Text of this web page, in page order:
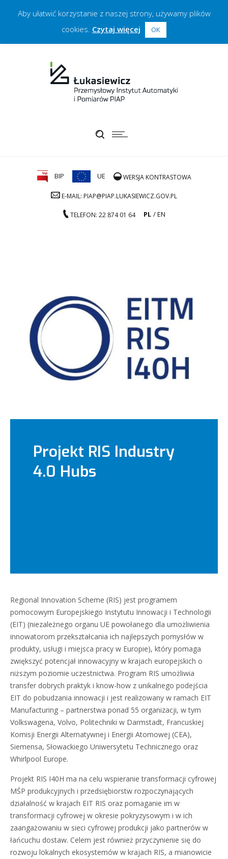
BIP UE WERSJA KONTRASTOWA
E-MAIL: PIAP@PIAP.LUKASIEWICZ.GOV.PL
TELEFON: 22 874 01 64 PL EN
Projekt RIS Industry
4.0 Hubs
Regional Innovation Scheme (RIS) jest programem
pomocowym Europejskiego Instytutu Innowacji i Technologii
(EIT) (niezależnego organu UE powołanego dla umożliwienia
innowatorom przekształcania ich najlepszych pomysłów w
produkty, usługi i miejsca pracy w Europie), który pomaga
zwiększyć potencjał innowacyjny w krajach europejskich o
niższym poziomie uczestnictwa. Program RIS umożliwia
transfer dobrych praktyk i know-how z unikalnego podejścia
EIT do pobudzania innowacji i jest realizowany w ramach EIT
Manufacturing – partnerstwa ponad 55 organizacji, w tym
Volkswagena, Volvo, Politechniki w Darmstadt, Francuskiej
Komisji Energii Alternatywnej i Energii Atomowej (CEA),
Siemensa, Słowackiego Uniwersytetu Technicznego oraz
Whirlpool Europe.
Projekt RIS I40H ma na celu wspieranie transformacji cyfrowej
MŚP produkcyjnych i przedsiębiorstw rozpoczynających
działalność w krajach EIT RIS oraz pomaganie im w
transformacji cyfrowej w okresie pokryzysowym i w ich
zaangażowaniu w sieci cyfrowej produkcji jako partnerów w
łańcuchu dostaw. Celem jest również przyczynienie się do
rozwoju lokalnych ekosystemów w krajach RIS, a mianowicie
Aby ułatwić korzystanie z naszej strony, używamy plików
cookies. Czytaj więcej OK